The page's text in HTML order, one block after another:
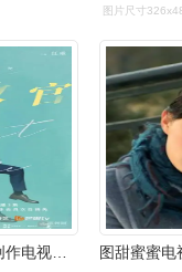
图片尺寸
滨州籍作家韩辰辰参与创作电视剧《甜蜜》在央视热播